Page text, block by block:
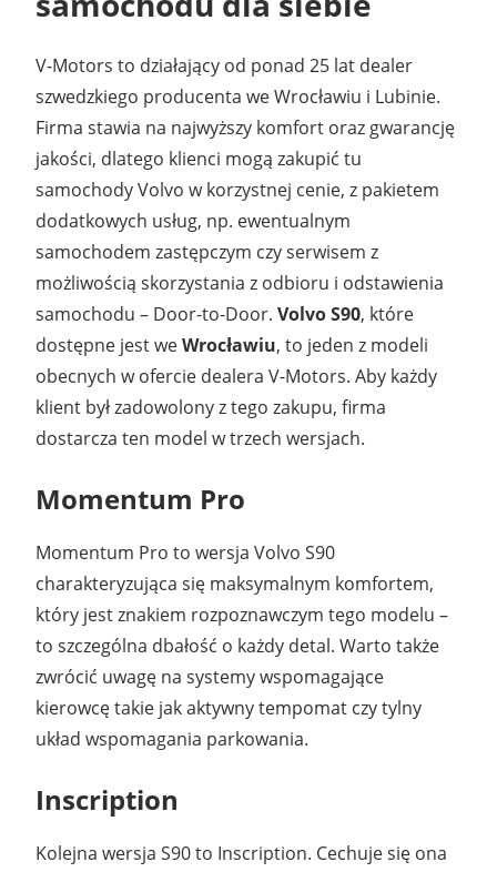
V-Motors to działający od ponad 25 lat dealer
szwedzkiego producenta we Wrocławiu i Lubinie.
Firma stawia na najwyższy komfort oraz gwarancję
jakości, dlatego klienci mogą zakupić tu
samochody Volvo w korzystnej cenie, z pakietem
dodatkowych usług, np. ewentualnym
samochodem zastępczym czy serwisem z
możliwością skorzystania z odbioru i odstawienia
samochodu – Door-to-Door. Volvo S90, które
dostępne jest weWrocławiu, to jeden z modeli
obecnych w ofercie dealera V-Motors. Aby każdy
klient był zadowolony z tego zakupu, firma
dostarcza ten model w trzech wersjach.
Momentum Pro
Momentum Pro to wersja Volvo S90
charakteryzująca się maksymalnym komfortem,
który jest znakiem rozpoznawczym tego modelu –
to szczególna dbałość o każdy detal. Warto także
zwrócić uwagę na systemy wspomagające
kierowcę takie jak aktywny tempomat czy tylny
układ wspomagania parkowania.
Inscription
Kolejna wersja S90 to Inscription. Cechuje się ona